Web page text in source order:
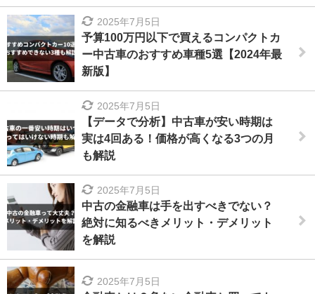
2025年7月5日
予算100万円以下で買えるコンパクトカ
ー中古車のおすすめ車種5選【2024年最
新版】
2025年7月5日
【データで分析】中古車が安い時期は
実は4回ある！価格が高くなる3つの月
も解説
2025年7月5日
中古の金融車は手を出すべきでない？
絶対に知るべきメリット・デメリット
を解説
2025年7月5日